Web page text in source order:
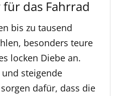
für das Fahrrad
bis zu tausend
besonders teure
locken Diebe an.
steigende
dafür, dass die